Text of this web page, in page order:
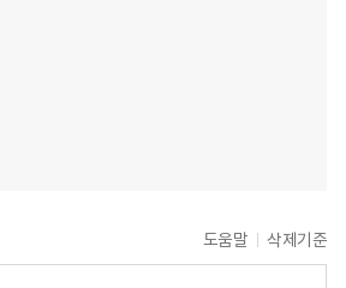
도움말 삭제기준